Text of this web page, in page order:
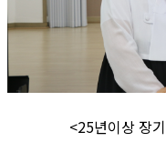
<25년이상 장